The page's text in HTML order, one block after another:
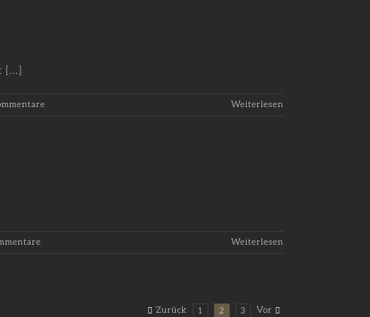
[...]
Weiterlesen
Weiterlesen
Zurück 1 2 3 Vor